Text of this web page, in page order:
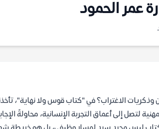
عمر الحمود
الاغتراب؟ في "كتاب قوس ولا نهاية"،
لتصل إلى أعماق التجربة الإنسانية، محاولةً